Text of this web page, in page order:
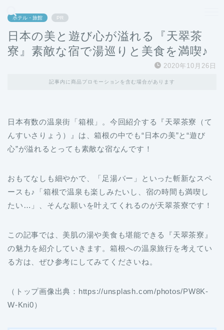
ホテル・旅館 PR
日本の美と遊び心が溢れる『天翠茶
寮』素敵な宿で湯巡りと美食を満喫♪
2020年10月26日
記事内に商品プロモーションを含む場合があります
日本有数の温泉街「箱根」。今回紹介する『天翠茶寮（て
んすいさりょう）』は、箱根の中でも“日本の美”と“遊び
心”が溢れるとっても素敵な宿なんです！
おもてなしも細やかで、「足湯バー」といった斬新なスペ
ースも♪「箱根で温泉も楽しみたいし、宿の時間も満喫し
たい…」、そんな願いを叶えてくれるのが天翠茶寮です！
この記事では、美肌の湯や美食も堪能できる『天翠茶寮』
の魅力を紹介していきます。箱根への温泉旅行を考えてい
る方は、ぜひ参考にしてみてくださいね。
（トップ画像出典：https://unsplash.com/photos/PW8K-
W-Kni0）